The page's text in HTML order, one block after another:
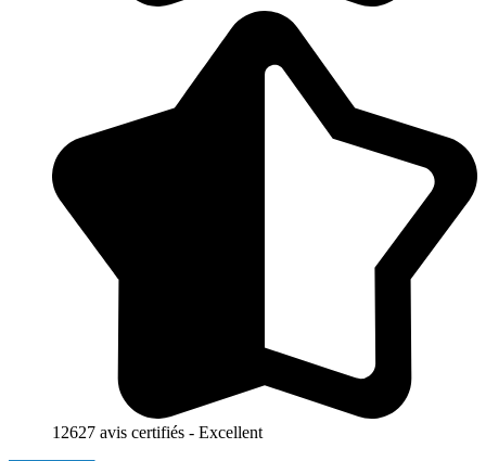
12627 avis certifiés - Excellent